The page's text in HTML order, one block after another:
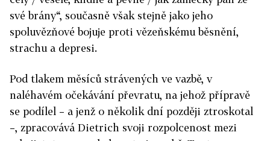
své brány“, současně však stejně jako jeho
spoluvězňové bojuje proti vězeňskému běsnění,
strachu a depresi.
Pod tlakem měsíců strávených ve vazbě, v
naléhavém očekávání převratu, na jehož přípravě
se podílel – a jenž o několik dní později ztroskotal
–, zpracovává Dietrich svoji rozpolcenost mezi